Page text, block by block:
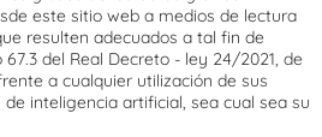
este sitio web a medios de lectura
resulten adecuados a tal fin de
del Real Decreto - ley 24/2021, de
a cualquier utilización de sus
inteligencia artificial, sea cual sea su